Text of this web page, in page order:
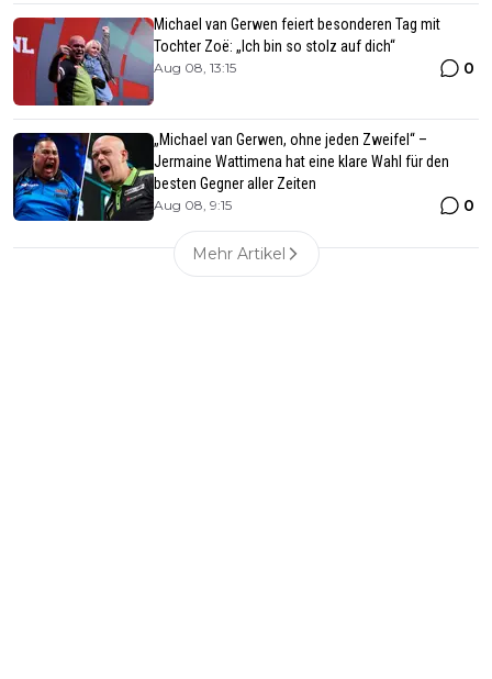
Michael van Gerwen feiert besonderen Tag mit
Tochter Zoë: „Ich bin so stolz auf dich“
Aug 08, 13:15 0
„Michael van Gerwen, ohne jeden Zweifel“ –
Jermaine Wattimena hat eine klare Wahl für den
besten Gegner aller Zeiten
Aug 08, 9:15 0
Mehr Artikel